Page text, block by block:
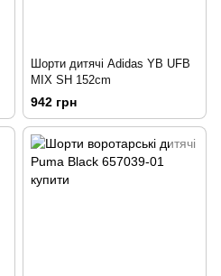
Шорти дитячі Adidas YB UFB
MIX SH 152cm
942 грн